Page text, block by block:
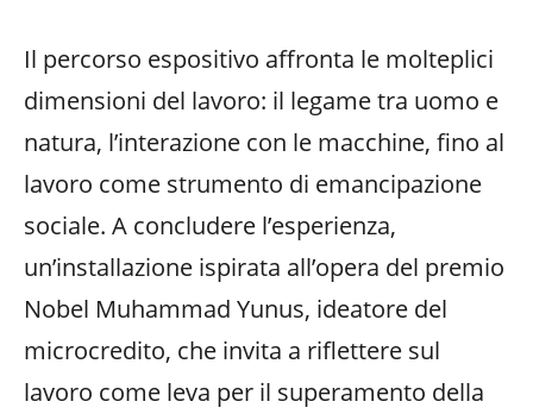
Il percorso espositivo affronta le molteplici
dimensioni del lavoro: il legame tra uomo e
natura, l’interazione con le macchine, fino al
lavoro come strumento di emancipazione
sociale. A concludere l’esperienza,
un’installazione ispirata all’opera del premio
Nobel Muhammad Yunus, ideatore del
microcredito, che invita a riflettere sul
lavoro come leva per il superamento della